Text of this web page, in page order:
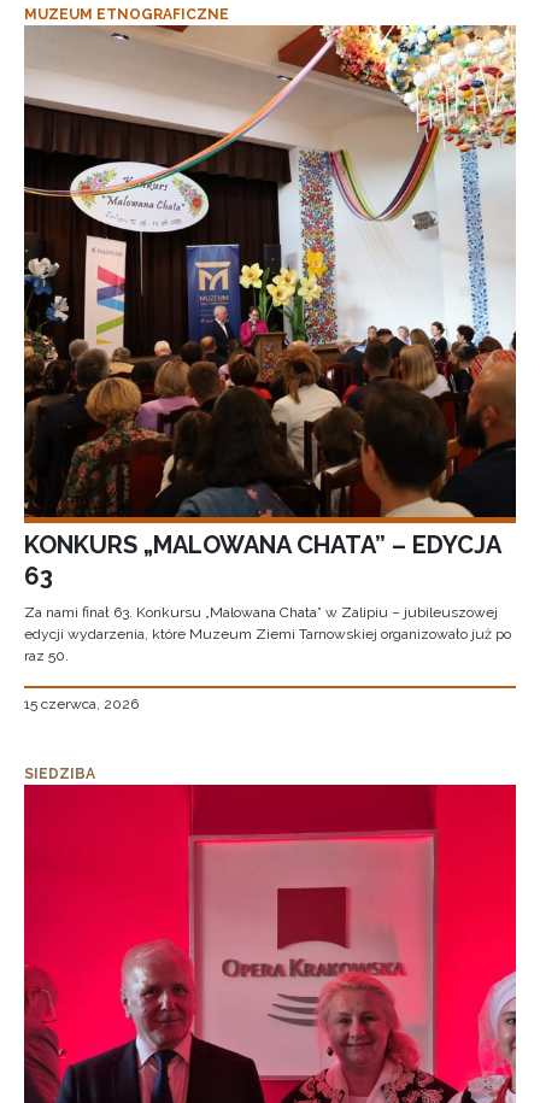
MUZEUM ETNOGRAFICZNE
KONKURS „MALOWANA CHATA” – EDYCJA
63
Za nami finał 63. Konkursu „Malowana Chata” w Zalipiu – jubileuszowej
edycji wydarzenia, które Muzeum Ziemi Tarnowskiej organizowało już po
raz 50.
15 czerwca, 2026
SIEDZIBA